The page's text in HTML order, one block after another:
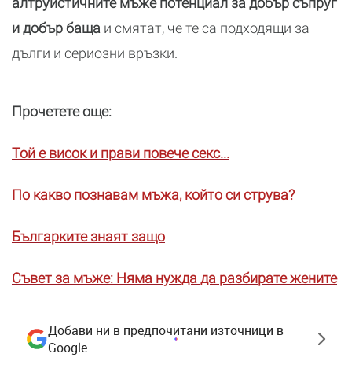
и добър баща и смятат, че те са подходящи за
дълги и сериозни връзки.
Прочетете още:
Той е висок и прави повече секс...
По какво познавам мъжа, който си струва?
Българките знаят защо
Съвет за мъже: Няма нужда да разбирате жените
Добави ни в предпочитани източници в
Google